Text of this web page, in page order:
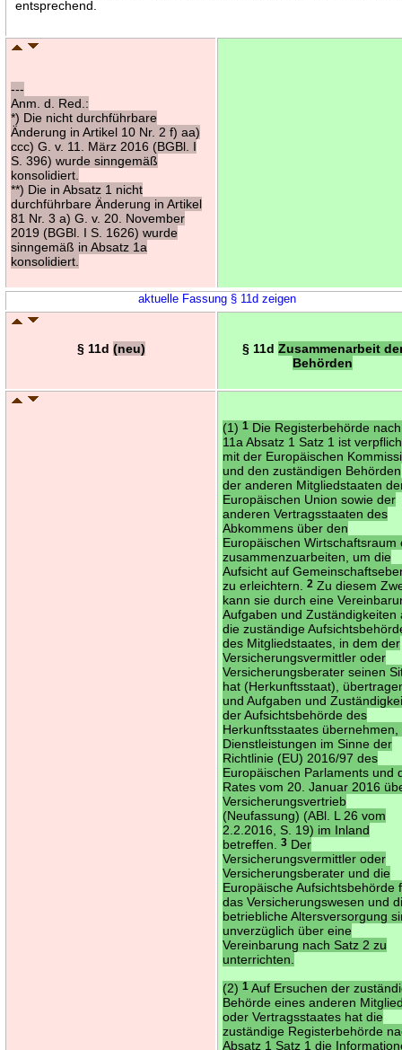
entsprechend.
---
Anm. d. Red.:
*) Die nicht durchführbare
Änderung in Artikel 10 Nr. 2 f) aa)
ccc) G. v. 11. März 2016 (BGBl. I
S. 396) wurde sinngemäß
konsolidiert.
**) Die in Absatz 1 nicht
durchführbare Änderung in Artikel
81 Nr. 3 a) G. v. 20. November
2019 (BGBl. I S. 1626) wurde
sinngemäß in Absatz 1a
konsolidiert.
aktuelle Fassung § 11d zeigen
§ 11d (neu) § 11d Zusammenarbeit
Behörden
(1)1 Die Registerbehörde
11a Absatz 1 Satz 1 ist
mit der Europäischen
und den zuständigen Behörden
der anderen Mitgliedstaaten
Europäischen Union sowie der
anderen Vertragsstaaten des
Abkommens über den
Europäischen Wirtschaftsraum
zusammenzuarbeiten, um die
Aufsicht auf
zu erleichtern.2 Zu diesem
kann sie durch eine
Aufgaben und Zuständigkeiten
die zuständige
des Mitgliedstaates, in dem der
Versicherungsvermittler oder
Versicherungsberater seinen
hat (Herkunftsstaat),
und Aufgaben und
der Aufsichtsbehörde des
Herkunftsstaates übernehmen,
Dienstleistungen im Sinne der
Richtlinie (EU) 2016/97 des
Europäischen Parlaments und
Rates vom 20. Januar 2016
Versicherungsvertrieb
(Neufassung) (ABl. L 26 vom
2.2.2016, S. 19) im Inland
betreffen.3 Der
Versicherungsvermittler oder
Versicherungsberater und die
Europäische Aufsichtsbehörde
das Versicherungswesen und
betriebliche Altersversorgung
unverzüglich über eine
Vereinbarung nach Satz 2 zu
unterrichten.
(2)1 Auf Ersuchen der
Behörde eines anderen
oder Vertragsstaates hat die
zuständige Registerbehörde
Absatz 1 Satz 1 die